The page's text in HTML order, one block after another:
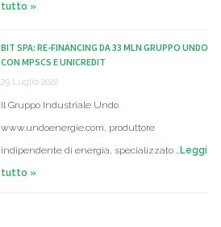
tutto »
BIT SPA: RE-FINANCING DA 33 MLN GRUPPO UNDO
CON MPSCS E UNICREDIT
29 Luglio 2022
Il Gruppo Industriale Undo
www.undoenergie.com, produttore
indipendente di energia, specializzato …Leggi
tutto »